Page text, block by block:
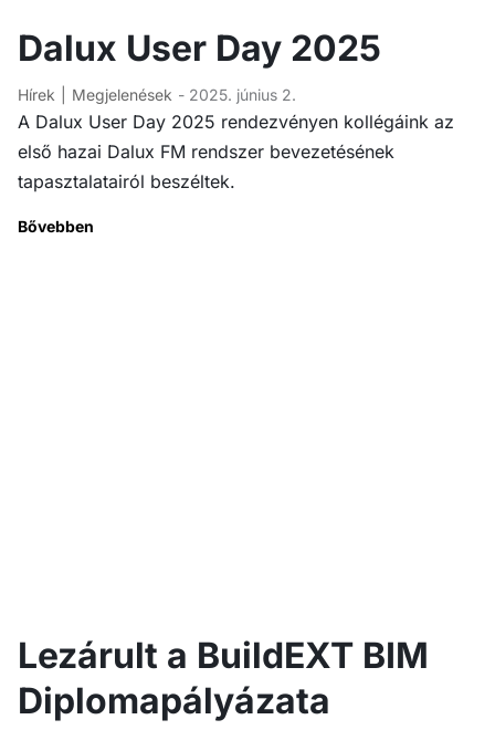
Dalux User Day 2025
Hírek Megjelenések - 2025. június 2.
A Dalux User Day 2025 rendezvényen kollégáink az
első hazai Dalux FM rendszer bevezetésének
tapasztalatairól beszéltek.
Bővebben
Lezárult a BuildEXT BIM
Diplomapályázata